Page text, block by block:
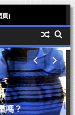
頁)
？
熱門